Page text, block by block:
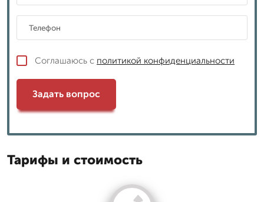
Соглашаюсь с политикой конфиденциальности
Задать вопрос
Тарифы и стоимость